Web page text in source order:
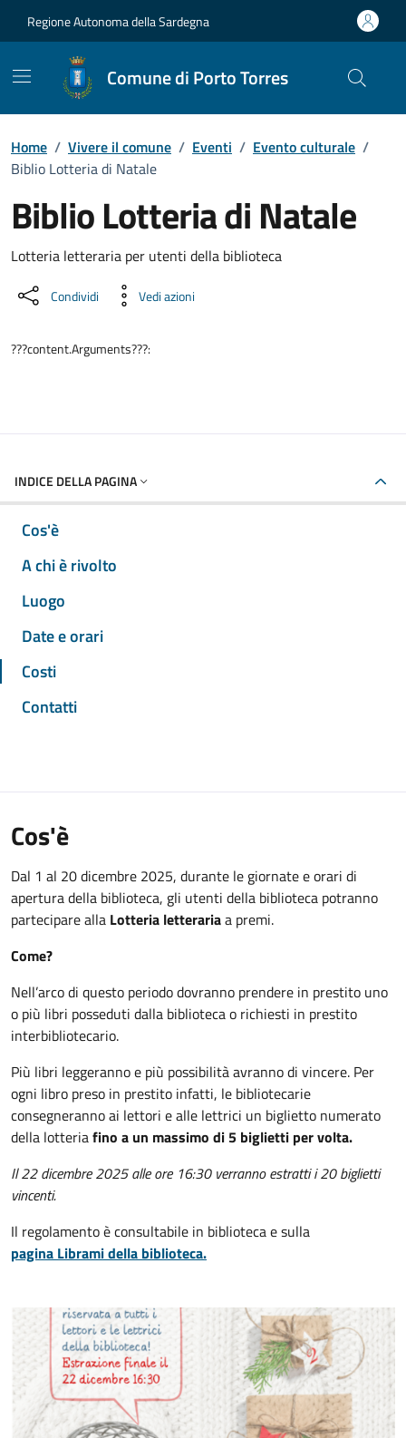
Regione Autonoma della Sardegna
Comune di Porto Torres
Home / Vivere il comune / Eventi / Evento culturale /
Biblio Lotteria di Natale
Biblio Lotteria di Natale
Dettaglio dell'evento
Lotteria letteraria per utenti della biblioteca
Condividi Vedi azioni
???content.Arguments???:
INDICE DELLA PAGINA
Cos'è
A chi è rivolto
Luogo
Date e orari
Costi
Contatti
Cos'è
Dal 1 al 20 dicembre 2025, durante le giornate e orari di
apertura della biblioteca, gli utenti della biblioteca potranno
partecipare alla Lotteria letterariaa premi.
Come?
Nell’arco di questo periodo dovranno prendere in prestito uno
o più libri posseduti dalla biblioteca o richiesti in prestito
interbibliotecario.
Più libri leggeranno e più possibilità avranno di vincere. Per
ogni libro preso in prestito infatti, le bibliotecarie
consegneranno ai lettori e alle lettrici un biglietto numerato
della lotteriafino a un massimo di 5 biglietti per volta.
Il 22 dicembre 2025 alle ore 16:30 verranno estratti i 20 biglietti
vincenti.
Il regolamento è consultabile in biblioteca e sulla
pagina Librami della biblioteca.